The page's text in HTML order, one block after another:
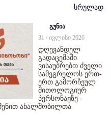
სრულად
გუნია
31 / ივლისი 2026
დღევანდელ
გადაცემაში
ვისაუბრებთ ძველი
სამეგრელოს ერთ-
ერთ გამორჩეულ
მითოლოგიურ
პერსონაჟზე -
ახალშობილთა